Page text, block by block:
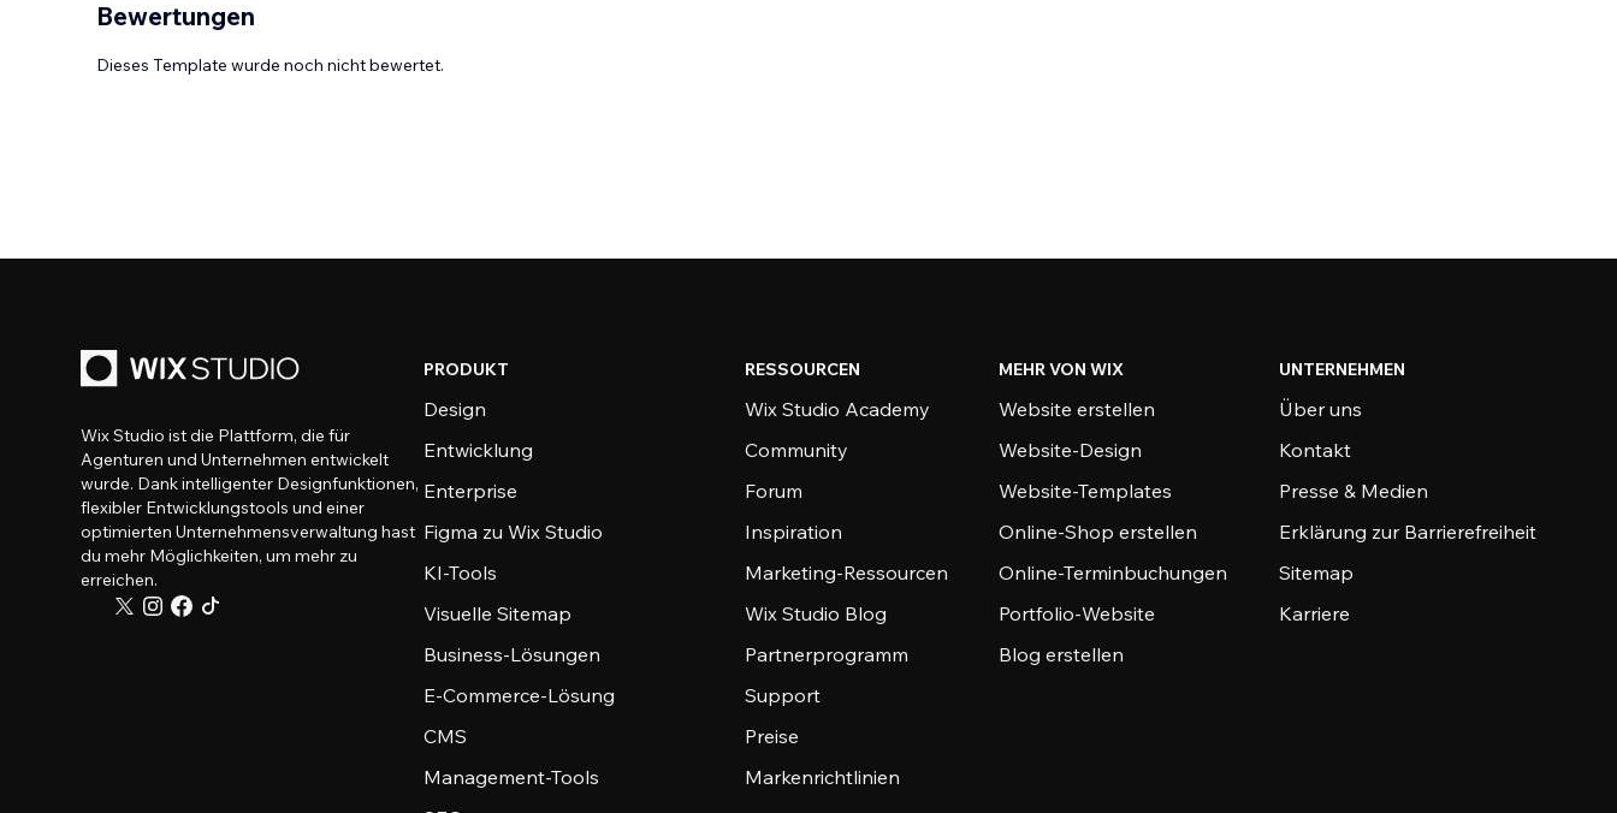
Bewertungen
Dieses Template wurde noch nicht bewertet.
Wix Studio ist die Plattform, die für
Agenturen und Unternehmen entwickelt
wurde. Dank intelligenter Designfunktionen,
flexibler Entwicklungstools und einer
optimierten Unternehmensverwaltung hast
du mehr Möglichkeiten, um mehr zu
erreichen.
PRODUKT
Design
Entwicklung
Enterprise
Figma zu Wix Studio
KI-Tools
Visuelle Sitemap
Business-Lösungen
E-Commerce-Lösung
CMS
Management-Tools
RESSOURCEN
Wix Studio Academy
Community
Forum
Inspiration
Marketing-Ressourcen
Wix Studio Blog
Partnerprogramm
Support
Preise
Markenrichtlinien
MEHR VON WIX
Website erstellen
Website-Design
Website-Templates
Online-Shop erstellen
Online-Terminbuchungen
Portfolio-Website
Blog erstellen
UNTERNEHMEN
Über uns
Kontakt
Presse & Medien
Erklärung zur Barrierefreiheit
Sitemap
Karriere